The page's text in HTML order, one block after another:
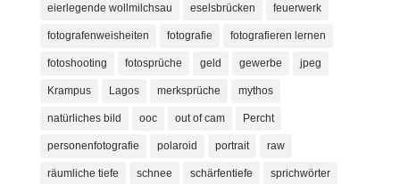
eierlegende wollmilchsau eselsbrücken feuerwerk
fotografenweisheiten fotografie fotografieren lernen
fotoshooting fotosprüche geld gewerbe jpeg
Krampus Lagos merksprüche mythos
natürliches bild ooc out of cam Percht
personenfotografie polaroid portrait raw
räumliche tiefe schnee schärfentiefe sprichwörter